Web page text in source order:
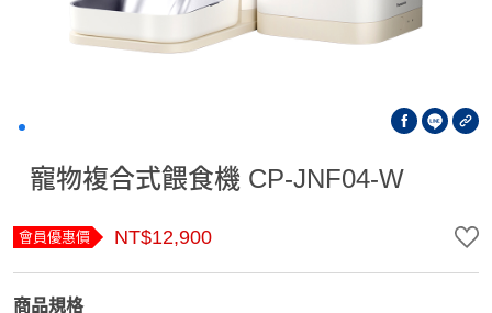
寵物複合式餵食機 CP-JNF04-W
會員優惠價 NT$12,900
商品規格